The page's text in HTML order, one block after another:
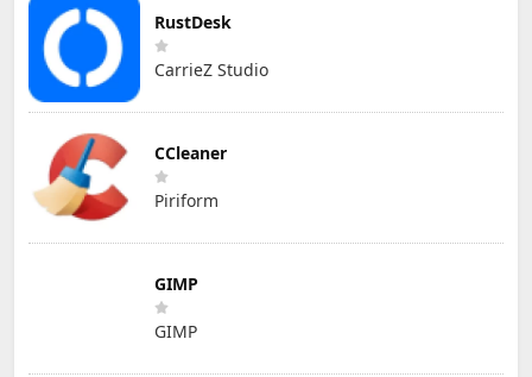
RustDesk
CarrieZ Studio
CCleaner
Piriform
GIMP
GIMP